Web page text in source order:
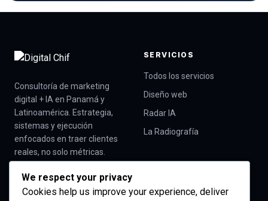
Consultoría de marketing
digital + IA en Panamá y
Latinoamérica. Estrategia,
sistemas y ejecución
enfocados en traer clientes
reales, no solo métricas.
de servicios y B2B en
Panamá y toda la región.
SERVICIOS
Todos los servicios
Diseño web
Radar IA
La Radiografía
We respect your privacy
Cookies help us improve your experience, deliver